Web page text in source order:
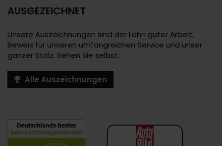
AUSGEZEICHNET
Unsere Auszeichnungen sind der Lohn guter Arbeit,
Beweis für unseren umfangreichen Service und unser
ganzer Stolz. Sehen Sie selbst:
Alle Auszeichnungen